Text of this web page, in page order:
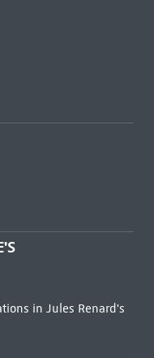
in Jules Renard's